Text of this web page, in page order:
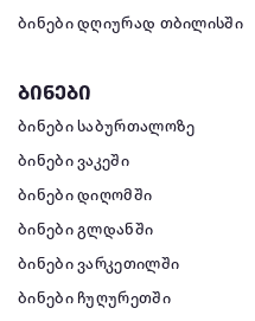
ბინები დღიურად თბილისში
ბინები
ბინები საბურთალოზე
ბინები ვაკეში
ბინები დიღომში
ბინები გლდანში
ბინები ვარკეთილში
ბინები ჩუღურეთში